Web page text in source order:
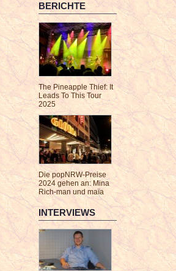
BERICHTE
The Pineapple Thief: It
Leads To This Tour
2025
Die popNRW-Preise
2024 gehen an: Mina
Rich-man und maïa
INTERVIEWS